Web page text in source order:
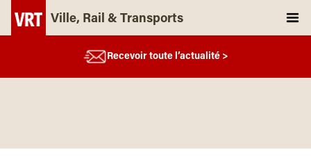
Ville, Rail & Transports
Recevoir toute l’actualité >